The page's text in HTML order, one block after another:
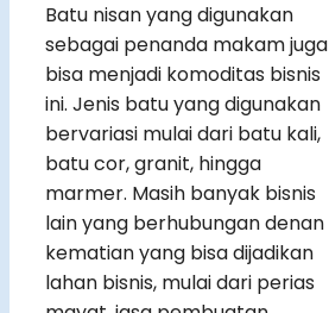
Batu nisan yang digunakan
sebagai penanda makam juga
bisa menjadi komoditas bisnis
ini. Jenis batu yang digunakan
bervariasi mulai dari batu kali,
batu cor, granit, hingga
marmer. Masih banyak bisnis
lain yang berhubungan denan
kematian yang bisa dijadikan
lahan bisnis, mulai dari perias